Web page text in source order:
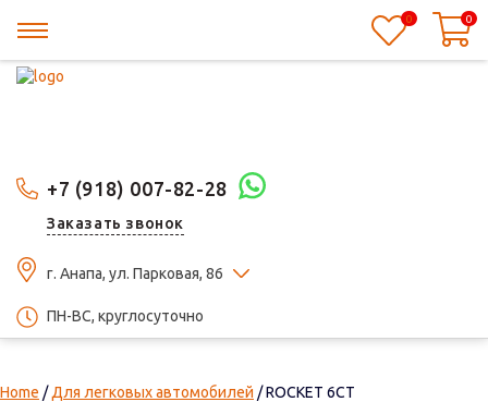
+7 (918) 007-82-28
Заказать звонок
г. Анапа, ул. Парковая, 86
ПН-ВС, круглосуточно
0 0
Home /Для легковых автомобилей / ROCKET 6СТ